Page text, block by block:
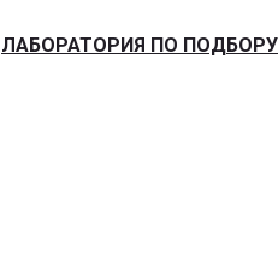
ЛАБОРАТОРИЯ ПО